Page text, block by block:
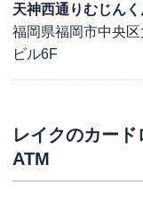
天神西通りむじん
福岡県福岡市中央
ビル6F
レイクのカード
ATM